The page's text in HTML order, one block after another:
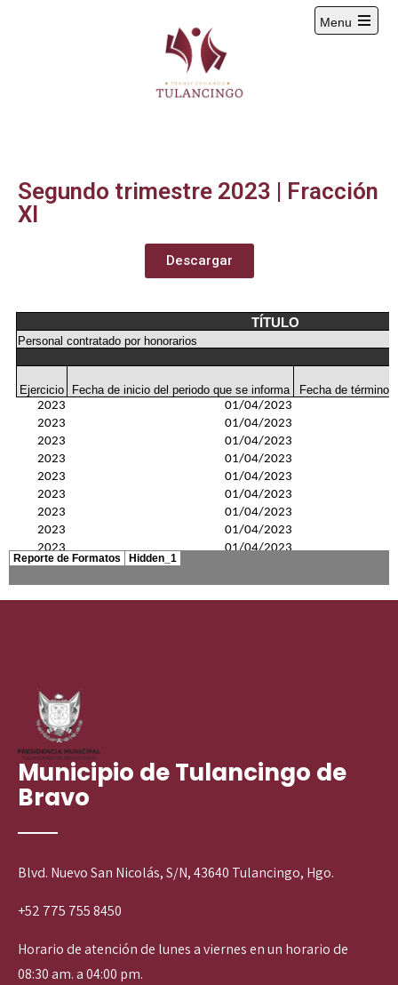
Menu
Segundo trimestre 2023 | Fracción
XI
Descargar
Municipio de Tulancingo de
Bravo
Blvd. Nuevo San Nicolás, S/N, 43640 Tulancingo, Hgo.
+52 775 755 8450
Horario de atención de lunes a viernes en un horario de
08:30 am. a 04:00 pm.